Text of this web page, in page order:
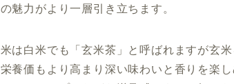
魅力がより一層引き立ちます。
は白米でも「玄米茶」と呼ばれますが玄
養価もより高まり深い味わいと香りを楽